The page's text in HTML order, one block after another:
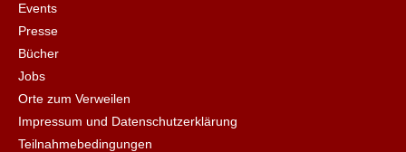
Events
Presse
Bücher
Jobs
Orte zum Verweilen
Impressum und Datenschutzerklärung
Teilnahmebedingungen